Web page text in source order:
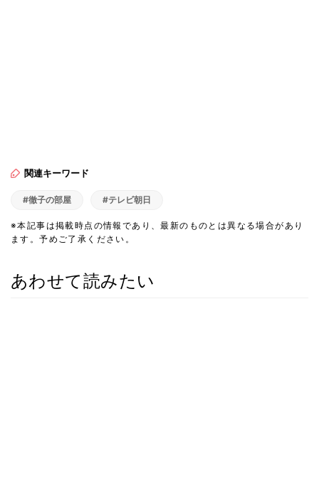
関連キーワード
#徹子の部屋 #テレビ朝日
※本記事は掲載時点の情報であり、最新のものとは異なる場合があり
ます。予めご了承ください。
あわせて読みたい